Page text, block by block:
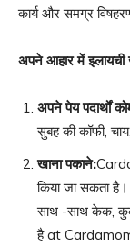
कार्य और समग्र
अपने आहार में
अपने पेय पदार्थों को
सुबह की कॉफी,
खाना पकाने:
किया जा सकता
साथ -साथ केक,
है at